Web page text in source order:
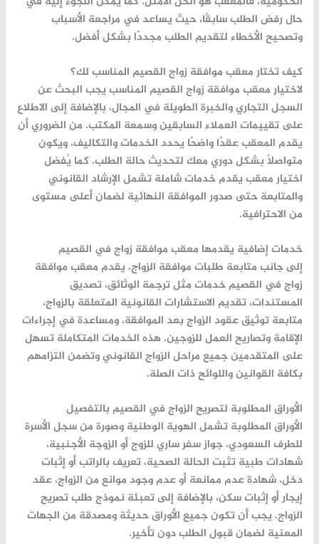
حال رفض الطلب سابقًا، حيث يساعد في مراجعة الأسباب
وتصحيح الأخطاء لتقديم الطلب مجددًا بشكل أفضل.
كيف تختار معقب موافقة زواج القصيم المناسب لك؟
لاختيار معقب موافقة زواج القصيم المناسب يجب البحث عن
السجل التجاري والخبرة الطويلة في المجال، بالإضافة إلى الاطلاع
على تقييمات العملاء السابقين وسمعة المكتب. من الضروري أن
يقدم المعقب عقدًا واضحًا يحدد الخدمات والتكاليف، ويكون
متواصلًا بشكل دوري معك لتحديث حالة الطلب. كما يُفضل
اختيار معقب يقدم خدمات شاملة تشمل الإرشاد القانوني
والمتابعة حتى صدور الموافقة النهائية لضمان أعلى مستوى
من الاحترافية.
خدمات إضافية يقدمها معقب موافقة زواج في القصيم
إلى جانب متابعة طلبات موافقة الزواج، يقدم معقب موافقة
زواج في القصيم خدمات مثل ترجمة الوثائق، تصديق
المستندات، تقديم الاستشارات القانونية المتعلقة بالزواج،
متابعة توثيق عقود الزواج بعد الموافقة، ومساعدة في إجراءات
الإقامة وتصاريح العمل للزوجين. هذه الخدمات المتكاملة تسهل
على المتقدمين جميع مراحل الزواج القانوني وتضمن التزامهم
بكافة القوانين واللوائح ذات الصلة.
الأوراق المطلوبة لتصريح الزواج في القصيم بالتفصيل
الأوراق المطلوبة تشمل الهوية الوطنية وصورة من سجل الأسرة
للطرف السعودي، جواز سفر ساري للزوج أو الزوجة الأجنبية،
شهادات طبية تثبت الحالة الصحية، تعريف بالراتب أو إثبات
دخل، شهادة عدم ممانعة أو عدم وجود موانع من الزواج، عقد
إيجار أو إثبات سكن، بالإضافة إلى تعبئة نموذج طلب تصريح
الزواج. يجب أن تكون جميع الأوراق حديثة ومصدقة من الجهات
المعنية لضمان قبول الطلب دون تأخير.